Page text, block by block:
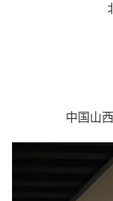
中国山